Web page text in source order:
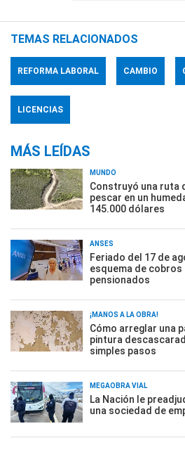
TEMAS RELACIONADOS
REFORMA LABORAL CAMBIO
LICENCIAS
MÁS LEÍDAS
MUNDO
Construyó una ruta
pescar en un
145.000 dólares
ANSES
Feriado del 17 de
esquema de cobros
pensionados
¡MANOS A LA OBRA!
Cómo arreglar una
pintura
simples pasos
MEGAOBRA VIAL
La Nación le
una sociedad de